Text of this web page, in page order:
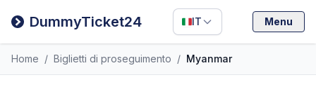
DummyTicket24 IT
Filipino
Deutsch
Español
Menu
Home / Biglietti di proseguimento / Myanmar